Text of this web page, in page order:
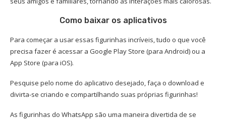
Como baixar os aplicativos
Para começar a usar essas figurinhas incríveis, tudo o que você
precisa fazer é acessar a Google Play Store (para Android) ou a
App Store (para iOS).
Pesquise pelo nome do aplicativo desejado, faça o download e
divirta-se criando e compartilhando suas próprias figurinhas!
As figurinhas do WhatsApp são uma maneira divertida de se